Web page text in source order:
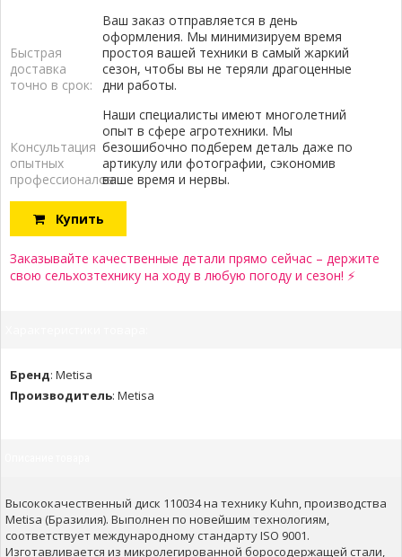
Быстрая
доставка
точно в срок:
Ваш заказ отправляется в день
оформления. Мы минимизируем время
простоя вашей техники в самый жаркий
сезон, чтобы вы не теряли драгоценные
дни работы.
Консультация
опытных
профессионалов:
Наши специалисты имеют многолетний
опыт в сфере агротехники. Мы
безошибочно подберем деталь даже по
артикулу или фотографии, сэкономив
ваше время и нервы.
Купить
Заказывайте качественные детали прямо сейчас – держите
свою сельхозтехнику на ходу в любую погоду и сезон! ⚡
Бренд: Metisa
Производитель: Metisa
Высококачественный диск 110034 на технику Kuhn, производства
Metisa (Бразилия). Выполнен по новейшим технологиям,
соответствует международному стандарту ISO 9001.
Изготавливается из микролегированной боросодержащей стали,